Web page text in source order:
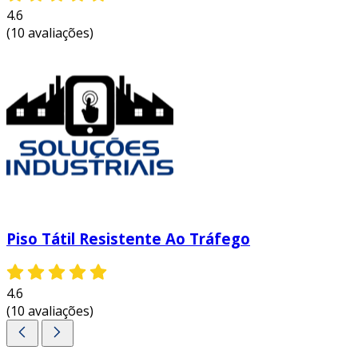
4.6
(10 avaliações)
Piso Tátil Resistente Ao Tráfego
4.6
(10 avaliações)